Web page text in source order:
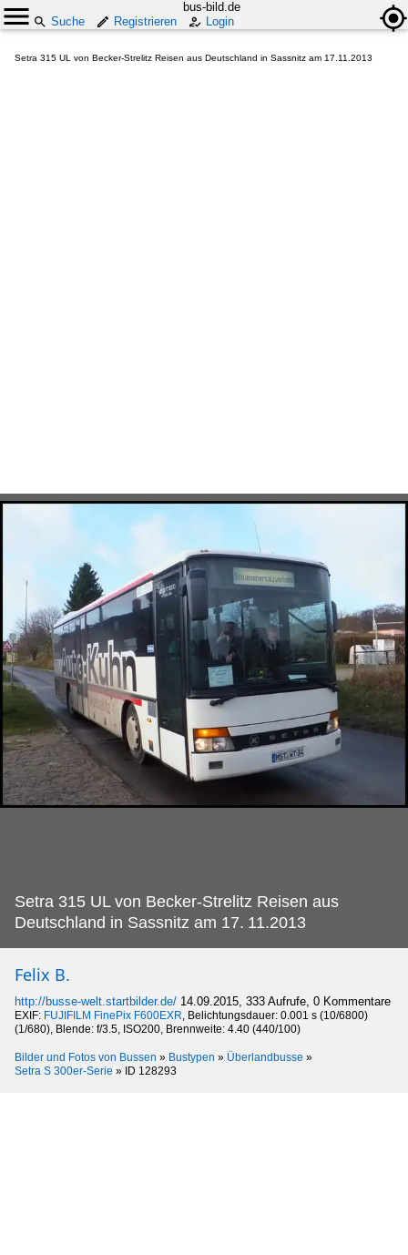
bus-bild.de
Suche
Registrieren Login
Setra 315 UL von Becker-Strelitz Reisen aus Deutschland in Sassnitz am 17.11.2013
Setra 315 UL von Becker-Strelitz Reisen aus
Deutschland in Sassnitz am 17. 11.2013
Felix B.
http://busse-welt.startbilder.de/ 14.09.2015, 333 Aufrufe, 0 Kommentare
EXIF: FUJIFILM FinePix F600EXR, Belichtungsdauer: 0.001 s (10/6800)
(1/680), Blende: f/3.5, ISO200, Brennweite: 4.40 (440/100)
Bilder und Fotos von Bussen » Bustypen » Überlandbusse »
Setra S 300er-Serie » ID 128293